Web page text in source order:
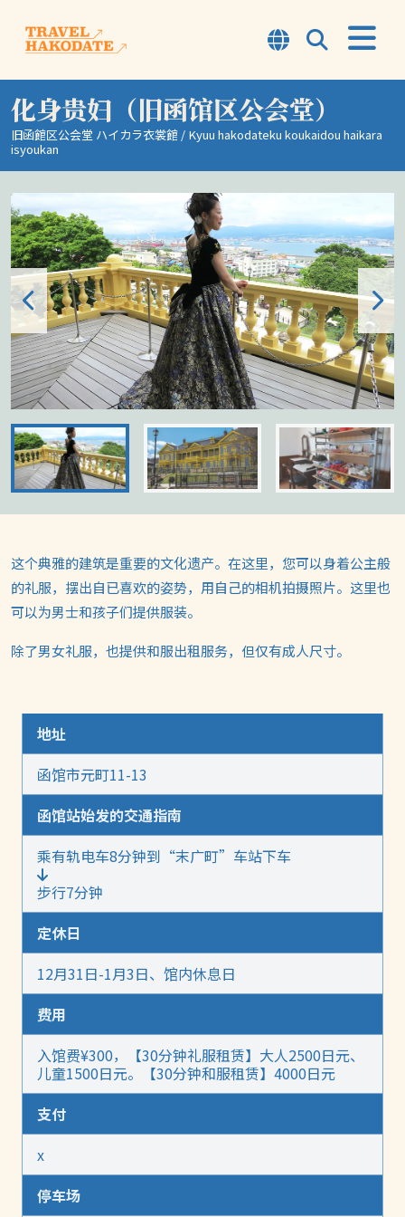
函馆概要
TOP7
行程
体验
观光景点
资讯
旅行提示
化身贵妇（旧函馆区公会堂）
旧函館区公会堂 ハイカラ衣裳館 / Kyuu hakodateku koukaidou haikara
isyoukan
这个典雅的建筑是重要的文化遗产。在这里，您可以身着公主般
的礼服，摆出自已喜欢的姿势，用自己的相机拍摄照片。这里也
可以为男士和孩子们提供服装。
除了男女礼服，也提供和服出租服务，但仅有成人尺寸。
地址
函馆市元町11-13
函馆站始发的交通指南
乘有轨电车8分钟到“末广町”车站下车
步行7分钟
定休日
12月31日-1月3日、馆内休息日
费用
入馆费¥300，【30分钟礼服租赁】大人2500日元、
儿童1500日元。【30分钟和服租赁】4000日元
支付
x
停车场